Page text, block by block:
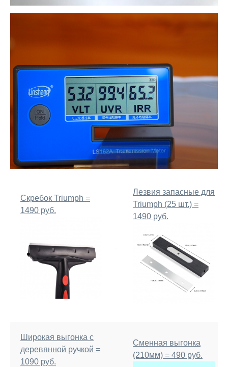
Скребок Triumph =
1490 руб.
Лезвия запасные для
Triumph (25 шт.) =
1490 руб.
Широкая выгонка с
деревянной ручкой =
1090 руб.
Сменная выгонка
(210мм) = 490 руб.